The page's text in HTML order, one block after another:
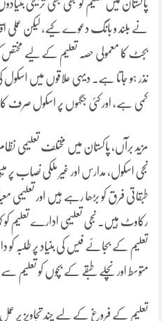
پاکستان میں تعلیم کو کبھی بھی ترجیحی
نے بلند و بانگ دعوے کیے، لیکن عملی
بجٹ کا معمولی حصہ تعلیم کے لیے مختص کیا
نذر ہو جاتا ہے۔ دیہی علاقوں میں اسکول
کمی ہے، اور کئی جگہوں پر اسکول صرف
مزید برآں، پاکستان میں مختلف تعلیمی
نجی اسکول، مدارس اور غیر ملکی نصاب
طبقاتی فرق کو بڑھا رہے ہیں اور تعلیمی
رکاوٹ ہیں۔ نجی تعلیمی ادارے تعلیم کو
تعلیم کے بجائے فیس کی بنیاد پر طلبہ
متوسط اور نچلے طبقے کے بچوں کو تعلیم سے
تعلیم کے فروغ کے لیے چند تجاویز